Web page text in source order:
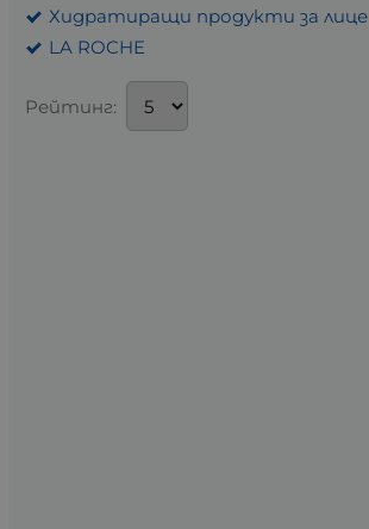
Хидратиращи продукти за лице
LA ROCHE
Рейтинг: